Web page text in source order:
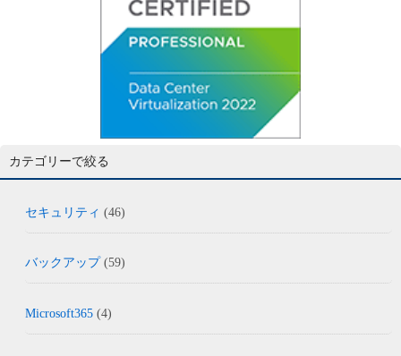
カテゴリーで絞る
セキュリティ (46)
バックアップ(59)
Microsoft365 (4)